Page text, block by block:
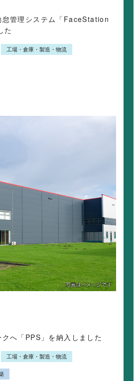
怠管理システム「FaceStation
た
工場・倉庫・製造・物流
へ「PPS」を納入しました
工場・倉庫・製造・物流